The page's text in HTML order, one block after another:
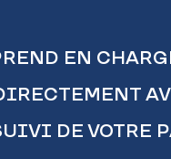
EN
DE VOTRE